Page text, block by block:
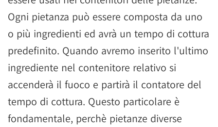
Ogni pietanza può essere composta da uno
o più ingredienti ed avrà un tempo di cottura
predefinito. Quando avremo inserito l'ultimo
ingrediente nel contenitore relativo si
accenderà il fuoco e partirà il contatore del
tempo di cottura. Questo particolare è
fondamentale, perchè pietanze diverse